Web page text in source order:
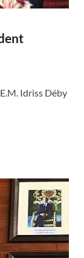
Idriss Déby